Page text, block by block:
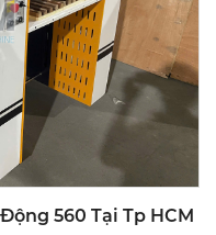
560 Tại Tp HCM